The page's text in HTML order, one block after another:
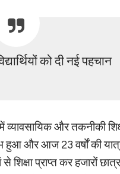
को दी नई पहचान
व्यावसायिक और तकनीकी
और आज 23 वर्षों की
प्राप्त कर हजारों